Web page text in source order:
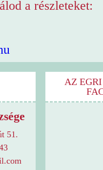
a részleteket:
51.
AZ